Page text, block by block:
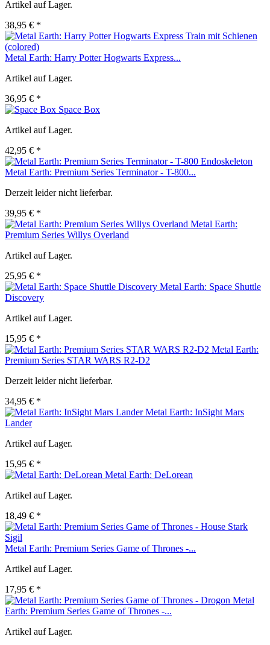
Artikel auf Lager.
38,95 € *
Metal Earth: Harry Potter Hogwarts Express...
Artikel auf Lager.
36,95 € *
Space Box
Artikel auf Lager.
42,95 € *
Metal Earth: Premium Series Terminator - T-800...
Derzeit leider nicht lieferbar.
39,95 € *
Metal Earth:
Premium Series Willys Overland
Artikel auf Lager.
25,95 € *
Metal Earth: Space Shuttle
Discovery
Artikel auf Lager.
15,95 € *
Metal Earth:
Premium Series STAR WARS R2-D2
Derzeit leider nicht lieferbar.
34,95 € *
Metal Earth: InSight Mars
Lander
Artikel auf Lager.
15,95 € *
Metal Earth: DeLorean
Artikel auf Lager.
18,49 € *
Metal Earth: Premium Series Game of Thrones -...
Artikel auf Lager.
17,95 € *
Metal
Earth: Premium Series Game of Thrones -...
Artikel auf Lager.